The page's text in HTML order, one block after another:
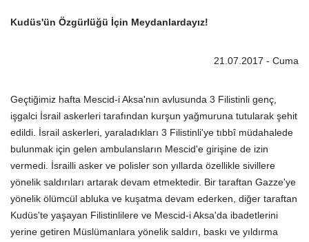
Kudüs'ün Özgürlüğü İçin Meydanlardayız!
21.07.2017 - Cuma
Geçtiğimiz hafta Mescid-i Aksa'nın avlusunda 3 Filistinli genç,
işgalci İsrail askerleri tarafından kurşun yağmuruna tutularak şehit
edildi. İsrail askerleri, yaraladıkları 3 Filistinli'ye tıbbî müdahalede
bulunmak için gelen ambulansların Mescid'e girişine de izin
vermedi. İsrailli asker ve polisler son yıllarda özellikle sivillere
yönelik saldırıları artarak devam etmektedir. Bir taraftan Gazze'ye
yönelik ölümcül abluka ve kuşatma devam ederken, diğer taraftan
Kudüs'te yaşayan Filistinlilere ve Mescid-i Aksa'da ibadetlerini
yerine getiren Müslümanlara yönelik saldırı, baskı ve yıldırma